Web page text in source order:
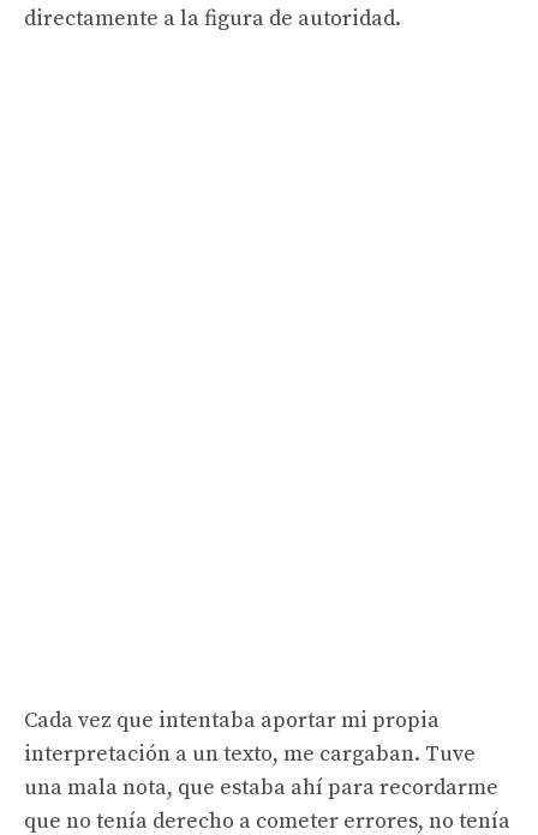
directamente a la figura de autoridad.
Cada vez que intentaba aportar mi propia
interpretación a un texto, me cargaban. Tuve
una mala nota, que estaba ahí para recordarme
que no tenía derecho a cometer errores, no tenía